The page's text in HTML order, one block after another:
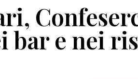
bar e nei